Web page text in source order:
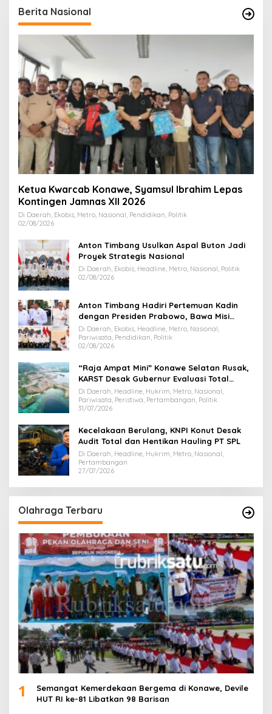
Berita Nasional
Ketua Kwarcab Konawe, Syamsul Ibrahim Lepas
Kontingen Jamnas XII 2026
Di Daerah, Ekobis, Metro, Nasional, Pendidikan, Politik
02/08/2026
Anton Timbang Usulkan Aspal Buton Jadi
Proyek Strategis Nasional
Di Daerah, Ekobis, Headline, Metro, Nasional, Politik
02/08/2026
Anton Timbang Hadiri Pertemuan Kadin
dengan Presiden Prabowo, Bawa Misi
Majukan Ekonomi Sultra
Di Daerah, Ekobis, Headline, Metro, Nasional,
Pariwisata, Pendidikan, Politik
02/08/2026
“Raja Ampat Mini” Konawe Selatan Rusak,
KARST Desak Gubernur Evaluasi Total
Dispar Sultra
Di Daerah, Headline, Hukrim, Metro, Nasional,
Pariwisata, Peristiwa, Pertambangan, Politik
31/07/2026
Kecelakaan Berulang, KNPI Konut Desak
Audit Total dan Hentikan Hauling PT SPL
Di Daerah, Headline, Hukrim, Metro, Nasional,
Pertambangan
27/07/2026
Olahraga Terbaru
1
Semangat Kemerdekaan Bergema di Konawe, Devile
HUT RI ke-81 Libatkan 98 Barisan